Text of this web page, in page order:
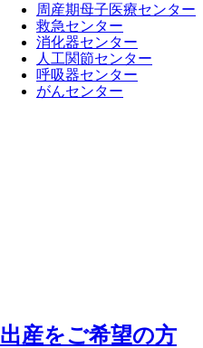
周産期母子医療センター
救急センター
消化器センター
人工関節センター
呼吸器センター
がんセンター
出産をご希望の方